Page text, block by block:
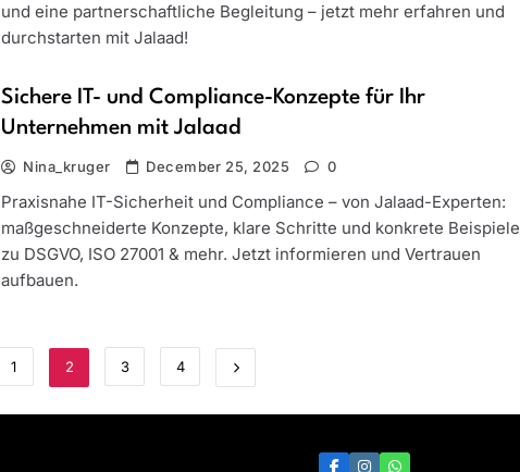
und eine partnerschaftliche Begleitung – jetzt mehr erfahren und
durchstarten mit Jalaad!
Sichere IT- und Compliance-Konzepte für Ihr
Unternehmen mit Jalaad
Nina_kruger December 25, 2025 0
Praxisnahe IT-Sicherheit und Compliance – von Jalaad-Experten:
maßgeschneiderte Konzepte, klare Schritte und konkrete Beispiele
zu DSGVO, ISO 27001 & mehr. Jetzt informieren und Vertrauen
aufbauen.
1 2 3 4